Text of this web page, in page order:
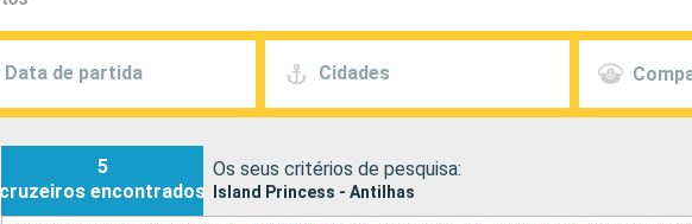
Data de partida Cidades
5
cruzeiros encontrados
Os seus critérios de pesquisa:
Island Princess - Antilhas